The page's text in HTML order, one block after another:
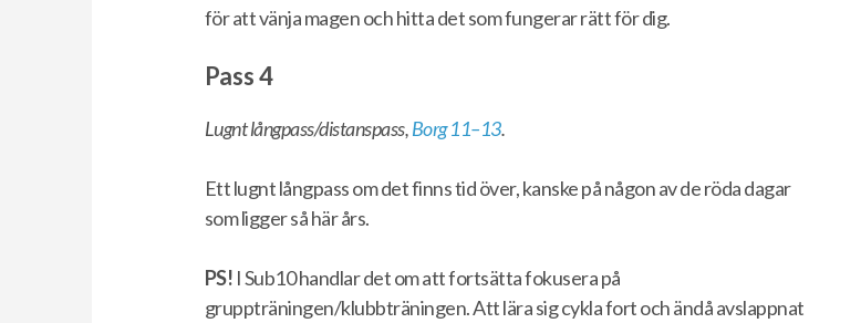
för att vänja magen och hitta det som fungerar rätt för dig.
Pass 4
Lugnt långpass/distanspass,Borg 11–13.
Ett lugnt långpass om det finns tid över, kanske på någon av de röda dagar
som ligger så här års.
PS! I Sub10 handlar det om att fortsätta fokusera på
gruppträningen/klubbträningen. Att lära sig cykla fort och ändå avslappnat